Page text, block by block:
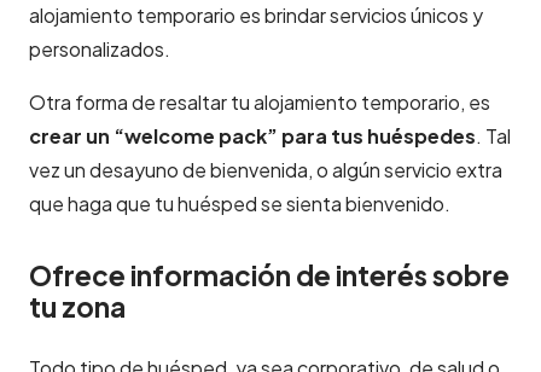
alojamiento temporario es brindar servicios únicos y
personalizados.
Otra forma de resaltar tu alojamiento temporario, es
crear un “welcome pack” para tus huéspedes. Tal
vez un desayuno de bienvenida, o algún servicio extra
que haga que tu huésped se sienta bienvenido.
Ofrece información de interés sobre
tu zona